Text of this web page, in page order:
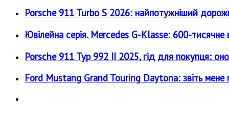
Porsche 911 Turbo S 2026: найпотужніший
Ювілейна серія. Mercedes G-Klasse: 600-тисячне
Porsche 911 Typ 992 II 2025, гід для покупця:
Ford Mustang Grand Touring Daytona: звіть